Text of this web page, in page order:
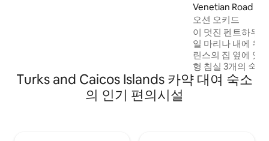
Venetian Road
아파트
오션 오키드
이 멋진 펜트하우
일 마리나 내에 위
린스의 집 옆에 있
형 침실 3개의 숙
서 아름다운 바다
있습니다. 야외 바
Turks and Caicos Islands 카약 대여 숙소
의 인기 편의시설